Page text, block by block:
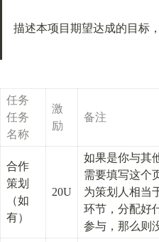
描述本项目期望达成的目标
任务
任务
名称
激
励
备注
合作
策划
（如
有）
20U
如果是你与其
需要填写这个
为策划人相当
环节，分配好
参与，那么则